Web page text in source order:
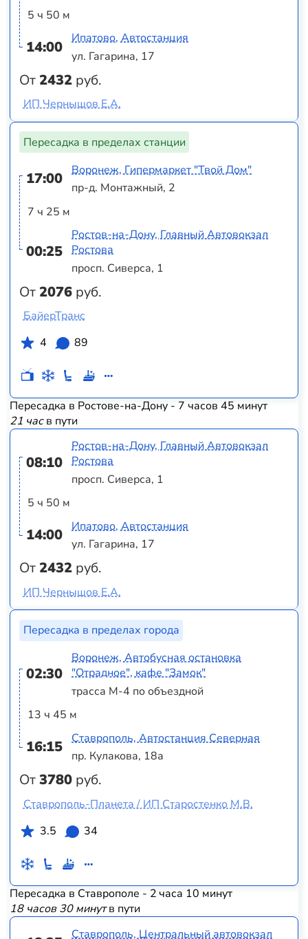
5 ч 50 м
14:00
От2432 руб.
Ипатово, Автостанция
ул. Гагарина, 17
ИП Чернышов Е.А.
Пересадка в пределах станции
17:00
7 ч 25 м
00:25
От2076 руб.
Воронеж, Гипермаркет "Твой Дом"
пр-д. Монтажный, 2
Ростов-на-Дону, Главный Автовокзал
Ростова
просп. Сиверса, 1
БайерТранс
4
89
Пересадка в Ростове-на-Дону - 7 часов 45 минут
21 часв пути
08:10
5 ч 50 м
14:00
От2432 руб.
Ростов-на-Дону, Главный Автовокзал
Ростова
просп. Сиверса, 1
Ипатово, Автостанция
ул. Гагарина, 17
ИП Чернышов Е.А.
Пересадка в пределах города
02:30
13 ч 45 м
16:15
От3780 руб.
Воронеж, Автобусная остановка
"Отрадное", кафе "Замок"
трасса М-4 по объездной
Ставрополь, Автостанция Северная
пр. Кулакова, 18а
Ставрополь-Планета / ИП Старостенко М.В.
3.5
34
Пересадка в Ставрополе - 2 часа 10 минут
18 часов 30 минутв пути
Ставрополь, Центральный автовокзал